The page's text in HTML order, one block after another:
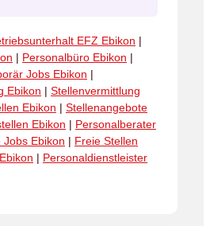
EFZ Ebikon |
| Personalbüro Ebikon |
Jobs Ebikon |
Ebikon | Stellenvermittlung
Ebikon | Stellenangebote
Ebikon | Personalberater
Jobs Ebikon | Freie Stellen
| Personaldienstleister